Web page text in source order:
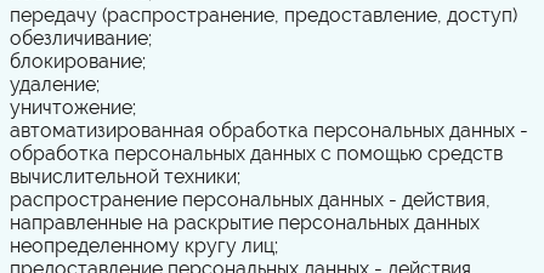
передачу (распространение, предоставление, доступ)
обезличивание;
блокирование;
удаление;
уничтожение;
автоматизированная обработка персональных данных -
обработка персональных данных с помощью средств
вычислительной техники;
распространение персональных данных - действия,
направленные на раскрытие персональных данных
неопределенному кругу лиц;